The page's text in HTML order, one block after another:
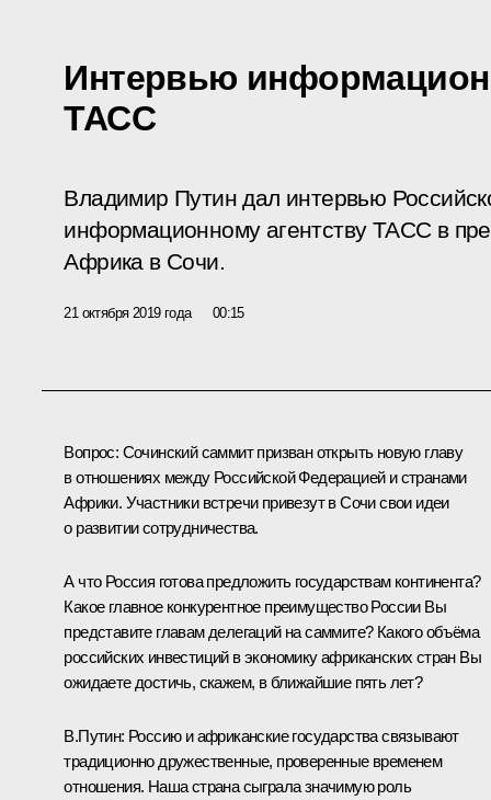
Интервью
ТАСС
Владимир Путин дал интервью
информационному агентству ТАСС в
Африка в Сочи.
21 октября 2019 года 00:15
Вопрос: Сочинский саммит призван открыть новую главу
в отношениях между Российской Федерацией и странами
Африки. Участники встречи привезут в Сочи свои идеи
о развитии сотрудничества.
А что Россия готова предложить государствам континента?
Какое главное конкурентное преимущество России Вы
представите главам делегаций на саммите? Какого объёма
российских инвестиций в экономику африканских стран Вы
ожидаете достичь, скажем, в ближайшие пять лет?
В.Путин: Россию и африканские государства связывают
традиционно дружественные, проверенные временем
отношения. Наша страна сыграла значимую роль